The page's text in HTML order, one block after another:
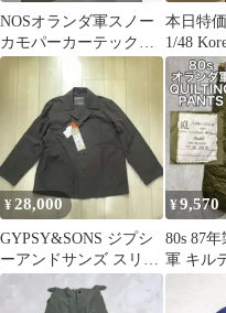
NOSオランダ軍スノー
カモパーカーテック
Y2Kユーロミリタリー
軍物フェス
本日特
1/48
Fury
¥28,000
GYPSY&SONS ジプシ
ーアンドサンズ スリー
ピングシャツジャケッ
¥9,570
80s 87
軍 キル